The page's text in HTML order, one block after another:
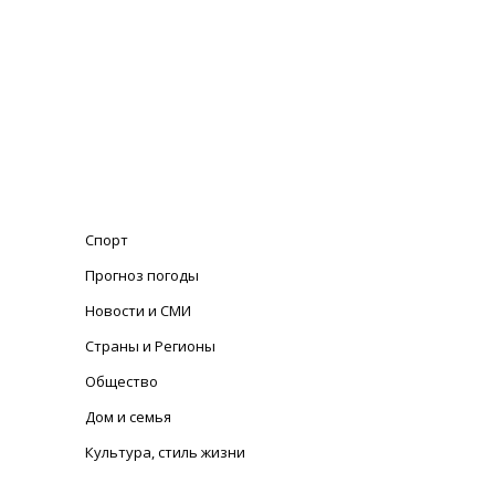
Спорт
Прогноз погоды
Новости и СМИ
Страны и Регионы
Общество
Дом и семья
Культура, стиль жизни